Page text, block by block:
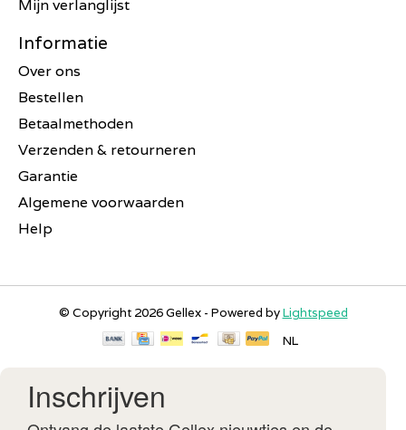
Mijn verlanglijst
Informatie
Over ons
Bestellen
Betaalmethoden
Verzenden & retourneren
Garantie
Algemene voorwaarden
Help
© Copyright 2026 Gellex - Powered byLightspeed
NL
Inschrijven